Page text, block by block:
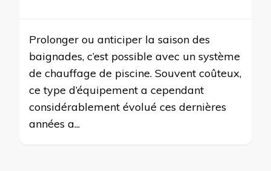
Prolonger ou anticiper la saison des
baignades, c’est possible avec un système
de chauffage de piscine. Souvent coûteux,
ce type d’équipement a cependant
considérablement évolué ces dernières
années a...